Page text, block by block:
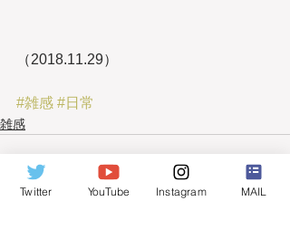
（2018.11.29）
#雑感 #日常
雑感
Twitter YouTube Instagram MAIL